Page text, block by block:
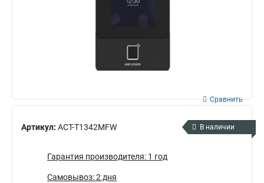
Артикул: ACT-T1342MFW
Сравнить
В наличии
Гарантия производителя: 1 год
Самовывоз: 2 дня